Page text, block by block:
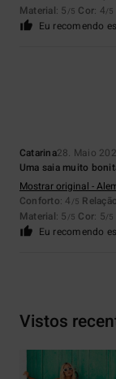
Material: 5 /5 Cor: 4/5
Eu recomendo
Catarina28. Maio
Uma saia muito
Mostrar original -
Conforto: 4 /5
Material: 5 /5 Cor: 5/5
Eu recomendo
Vistos